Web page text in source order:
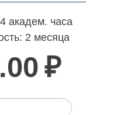
академ. часа
2 месяца
₽